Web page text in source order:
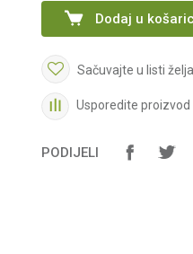
Dodaj u
Sačuvajte u listi želja
Usporedite proizvod
PODIJELI